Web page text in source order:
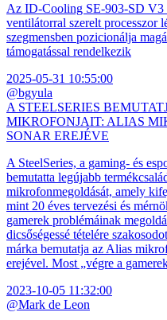
Az ID-Cooling SE-903-SD V3
ventilátorral szerelt processzor
szegmensben pozicionálja
támogatással rendelkezik
2025-05-31 10:55:00
@bgyula
A STEELSERIES
MIKROFONJAIT: ALIAS
SONAR EREJÉVE
A SteelSeries, a gaming- és
bemutatta legújabb
mikrofonmegoldását, amely
mint 20 éves tervezési és
gamerek problémáinak
dicsőségessé tételére
márka bemutatja az Alias
erejével. Most „végre a
2023-10-05 11:32:00
@Mark de Leon